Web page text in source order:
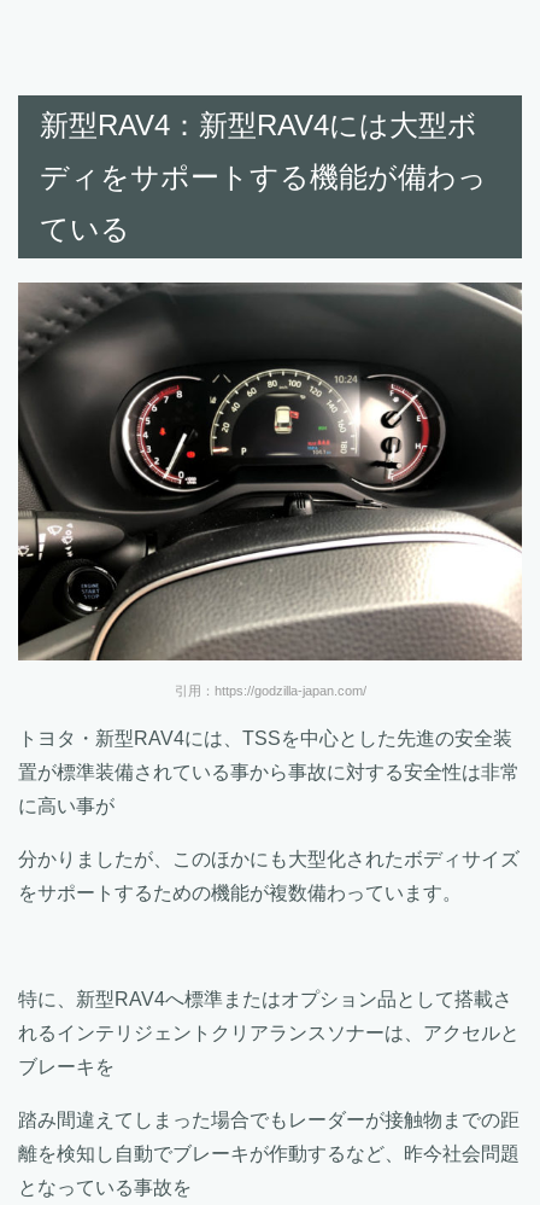
新型RAV4：新型RAV4には大型ボ
ディをサポートする機能が備わっ
ている
引用：https://godzilla-japan.com/
トヨタ・新型RAV4には、TSSを中心とした先進の安全装
置が標準装備されている事から事故に対する安全性は非常
に高い事が
分かりましたが、このほかにも大型化されたボディサイズ
をサポートするための機能が複数備わっています。
特に、新型RAV4へ標準またはオプション品として搭載さ
れるインテリジェントクリアランスソナーは、アクセルと
ブレーキを
踏み間違えてしまった場合でもレーダーが接触物までの距
離を検知し自動でブレーキが作動するなど、昨今社会問題
となっている事故を